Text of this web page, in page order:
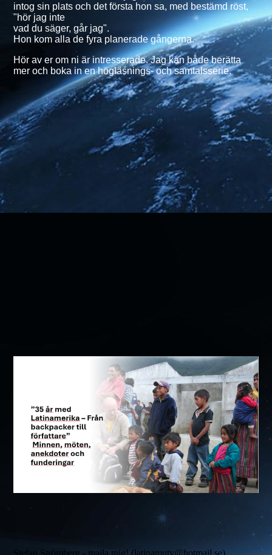
intog sin plats och det första hon sa, med bestämd röst,
"hör jag inte
vad du säger, går jag".
Hon kom alla de fyra planerade gångerna.
Hör av er om ni är intresserade. Jag kan både berätta
mer och boka in en högläsnings- och samtalsserie.